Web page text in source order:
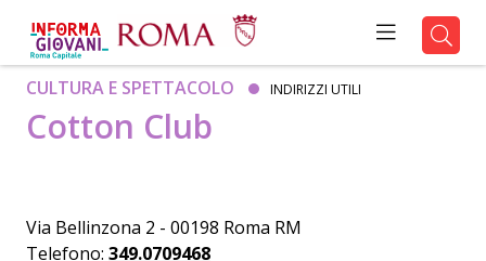
CULTURA E SPETTACOLO INDIRIZZI UTILI
Cotton Club
Via Bellinzona 2 - 00198 Roma RM
Telefono: 349.0709468